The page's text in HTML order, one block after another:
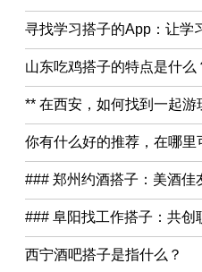
寻找学习搭子的App：让学
山东吃鸡搭子的特点是什么
** 在西安，如何找到一起
你有什么好的推荐，在哪里
### 郑州约酒搭子：美酒佳
### 阜阳找工作搭子：共创
西宁酒吧搭子是指什么？